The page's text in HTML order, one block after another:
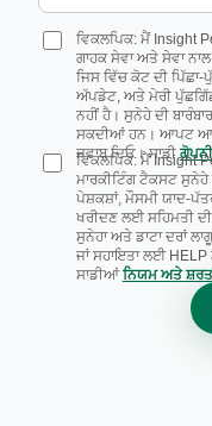
ਵਿਕਲਪਿਕ: ਮੈਂ Insight
ਗਾਹਕ ਸੇਵਾ ਅਤੇ ਸੇਵਾ
ਜਿਸ ਵਿੱਚ ਕੋਟ ਦੀ ਪਿੱਛਾ-
ਅੱਪਡੇਟ, ਅਤੇ ਮੇਰੀ
ਨਹੀਂ ਹੈ। ਸੁਨੇਹੇ ਦੀ
ਸਕਦੀਆਂ ਹਨ। ਆਪਟ
ਜਵਾਬ ਦਿਓ। ਸਾਡੀ
ਵਿਕਲਪਿਕ: ਮੈਂ Insight
ਮਾਰਕੀਟਿੰਗ ਟੈਕਸਟ
ਪੇਸ਼ਕਸ਼ਾਂ, ਮੌਸਮੀ ਯਾਦ-
ਖਰੀਦਣ ਲਈ ਸਹਿਮਤੀ ਦੀ
ਸੁਨੇਹਾ ਅਤੇ ਡਾਟਾ ਦਰਾਂ
ਜਾਂ ਸਹਾਇਤਾ ਲਈ HELP
ਸਾਡੀਆਂ ਨਿਯਮ ਅਤੇ